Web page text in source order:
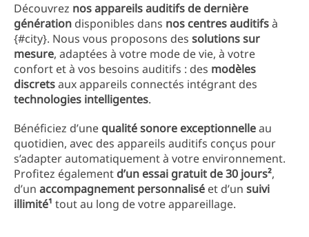
Découvrez nos appareils auditifs de dernière
génération disponibles dans nos centres auditifsà
{#city}. Nous vous proposons des solutions sur
mesure, adaptées à votre mode de vie, à votre
confort et à vos besoins auditifs : des modèles
discretsaux appareils connectés intégrant des
technologies intelligentes.
Bénéficiez d’une qualité sonore exceptionnelleau
quotidien, avec des appareils auditifs conçus pour
s’adapter automatiquement à votre environnement.
Profitez également d’un essai gratuit de 30 jours²,
d’un accompagnement personnalisé et d’un suivi
illimité¹ tout au long de votre appareillage.